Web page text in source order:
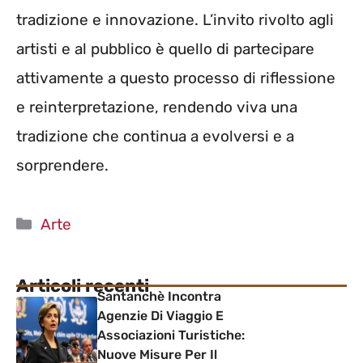
tradizione e innovazione. L’invito rivolto agli
artisti e al pubblico è quello di partecipare
attivamente a questo processo di riflessione
e reinterpretazione, rendendo viva una
tradizione che continua a evolversi e a
sorprendere.
Categorie
Arte
Articoli recentiSantanchè Incontra
Agenzie Di Viaggio E
Associazioni Turistiche:
Nuove Misure Per Il